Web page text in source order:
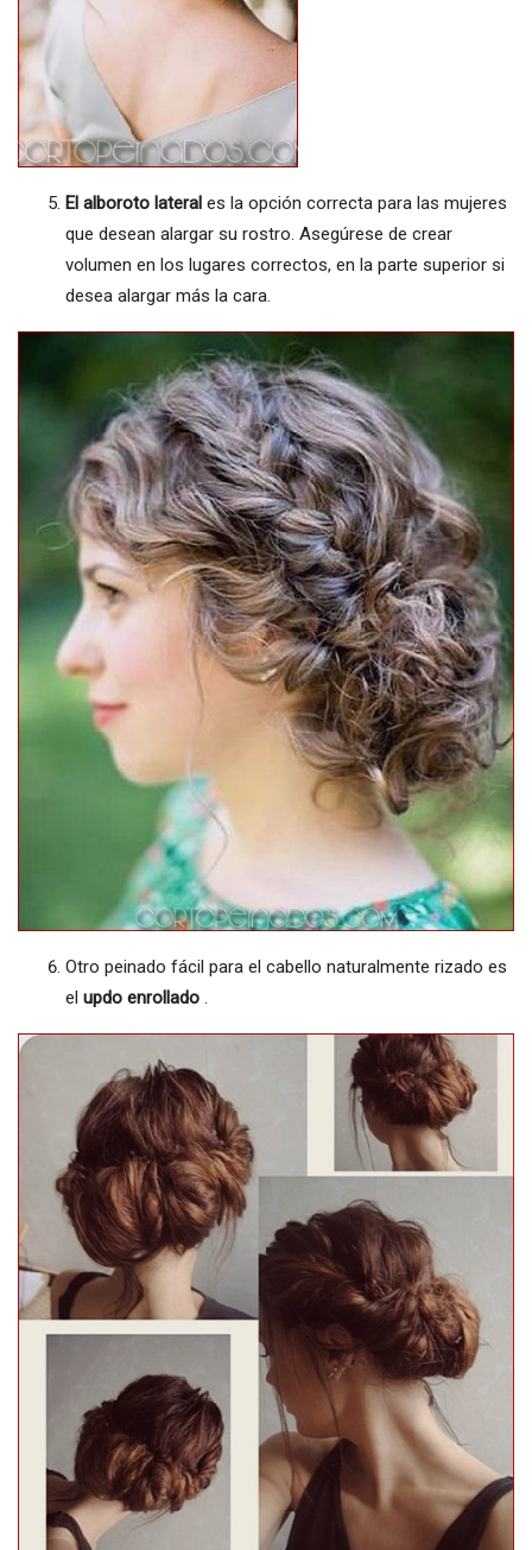
El alboroto lateral es la opción correcta para las mujeres
que desean alargar su rostro. Asegúrese de crear
volumen en los lugares correctos, en la parte superior si
desea alargar más la cara.
Otro peinado fácil para el cabello naturalmente rizado es
el updo enrollado .